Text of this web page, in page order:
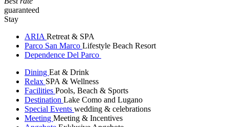
guaranteed
Stay
ARIA Retreat & SPA
Parco San Marco Lifestyle Beach Resort
Dependence Del Parco
Dining Eat & Drink
Relax SPA & Wellness
Facilities Pools, Beach & Sports
Destination Lake Como and Lugano
Special Events wedding & celebrations
Meeting Meeting & Incentives